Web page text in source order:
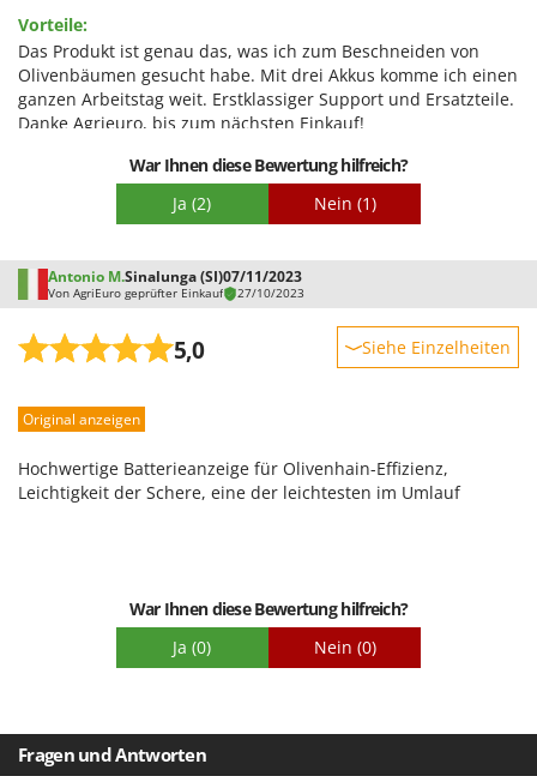
Qualität / Preis
Schwierigkeitsgrad Zusammenbau
Verpackung
Vorteile:
Das Produkt ist genau das, was ich zum Beschneiden von
Olivenbäumen gesucht habe. Mit drei Akkus komme ich einen
ganzen Arbeitstag weit. Erstklassiger Support und Ersatzteile.
Danke Agrieuro, bis zum nächsten Einkauf!
War Ihnen diese Bewertung hilfreich?
Ja (2) Nein (1)
Antonio M.Sinalunga (SI)07/11/2023
Von AgriEuro geprüfter Einkauf 27/10/2023
5,0 Siehe Einzelheiten
Leistung
Qualität / Preis
Original anzeigen
Hochwertige Batterieanzeige für Olivenhain-Effizienz,
Leichtigkeit der Schere, eine der leichtesten im Umlauf
War Ihnen diese Bewertung hilfreich?
Ja (0) Nein (0)
Fragen und Antworten